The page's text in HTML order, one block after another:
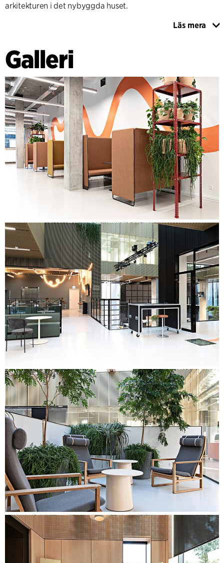
arkitekturen i det nybyggda huset.
samarbete med Skylabs ledning.
PROCESSHANTERING OCH ANVÄNDARINVOLVERING
Processplanering och förvaltning av
programplaneringsfasen i dialog med kunden och
användarna. Fokus på samordning och snabb
kommunikation i alla faser.
Underlättande av program för användarinvolvering med
fokus på engagemang och anpassning av förväntningar i
projektets inledande faser. Underlättande av workshops
med externa intressenter för att skapa de bästa
förutsättningarna för utveckling av en innovationsmiljö där
Utformning av processen för inflyttning och genomförande
av dialogmöten med chefer om genomförande av
aktivitetsbaserat arbete. Underlättande av workshops med
anställda om användningen av byggnaden, baserat på de
uppgifter som samlats in under programmeringsfasen.
Insamling av input från workshoparna som grund för
detaljerad utformning och kravspecifikation av möbler.
Läs mera
Galleri